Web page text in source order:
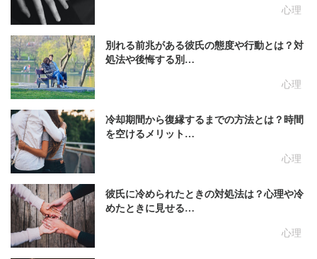
心理
心理
別れる前兆がある彼氏の態度や行動とは？対
処法や後悔する別…
心理
冷却期間から復縁するまでの方法とは？時間
を空けるメリット…
心理
彼氏に冷められたときの対処法は？心理や冷
めたときに見せる…